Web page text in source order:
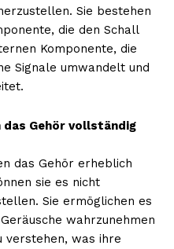
Sie bestehen
die den Schall
Komponente, die
Signale umwandelt und
das Gehör vollständig
das Gehör erheblich
sie es nicht
Sie ermöglichen es
wahrzunehmen
verstehen, was ihre